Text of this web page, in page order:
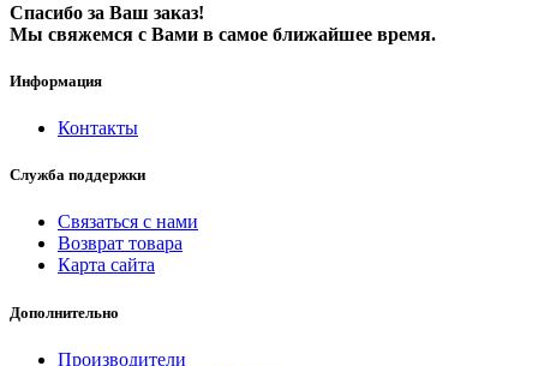
Спасибо за Ваш заказ!
Мы свяжемся с Вами в самое ближайшее время.
Информация
Контакты
Служба поддержки
Связаться с нами
Возврат товара
Карта сайта
Дополнительно
Производители